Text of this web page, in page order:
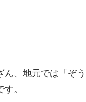
、地元では「ぞ
。